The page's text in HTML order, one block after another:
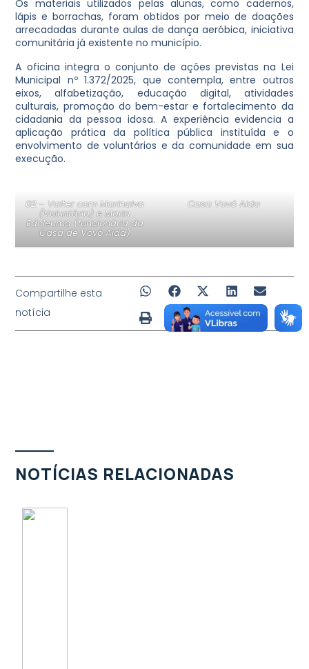
Os materiais utilizados pelas alunas, como cadernos,
lápis e borrachas, foram obtidos por meio de doações
arrecadadas durante aulas de dança aeróbica, iniciativa
comunitária já existente no município.
A oficina integra o conjunto de ações previstas na Lei
Municipal nº 1.372/2025, que contempla, entre outros
eixos, alfabetização, educação digital, atividades
culturais, promoção do bem-estar e fortalecimento da
cidadania da pessoa idosa. A experiência evidencia a
aplicação prática da política pública instituída e o
envolvimento de voluntários e da comunidade em sua
execução.
02 – Valter com Marinalva
(Voluntária) e Maria
Edcleuma (funcionária da
Casa de Vovó Aída)
Casa Vovó Aida
Compartilhe esta
notícia
NOTÍCIAS RELACIONADAS